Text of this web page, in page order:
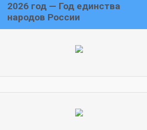
2026 год — Год единства
народов России